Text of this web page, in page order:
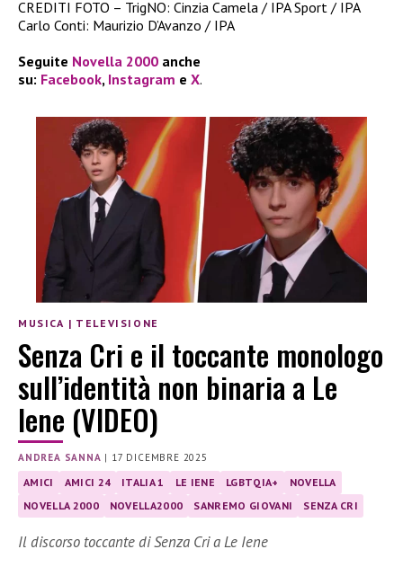
CREDITI FOTO – TrigNO: Cinzia Camela / IPA Sport / IPA
Carlo Conti: Maurizio D’Avanzo / IPA
Seguite Novella 2000 anche
su: Facebook, Instagram e X.
MUSICA | TELEVISIONE
Senza Cri e il toccante monologo
sull’identità non binaria a Le
Iene (VIDEO)
ANDREA SANNA | 17 DICEMBRE 2025
AMICI AMICI 24 ITALIA 1 LE IENE LGBTQIA+
NOVELLA
NOVELLA 2000
NOVELLA2000 SANREMO GIOVANI SENZA CRI
Il discorso toccante di Senza Cri a Le Iene